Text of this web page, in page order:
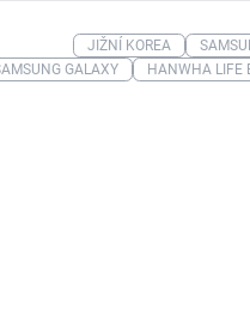
JIŽNÍ KOREA
GALAXY
HANWHA LIFE